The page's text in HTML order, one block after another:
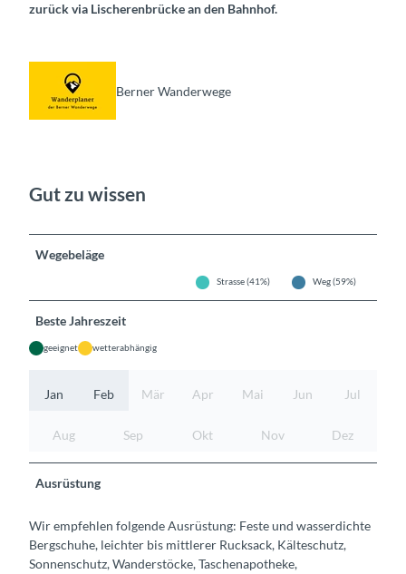
zurück via Lischerenbrücke an den Bahnhof.
Berner Wanderwege
Gut zu wissen
Wegebeläge
Strasse (41%) Weg (59%)
Beste Jahreszeit
geeignet wetterabhängig
Jan Feb Mär Apr Mai Jun Jul
Aug Sep Okt Nov Dez
Ausrüstung
Wir empfehlen folgende Ausrüstung: Feste und wasserdichte
Bergschuhe, leichter bis mittlerer Rucksack, Kälteschutz,
Sonnenschutz, Wanderstöcke, Taschenapotheke,